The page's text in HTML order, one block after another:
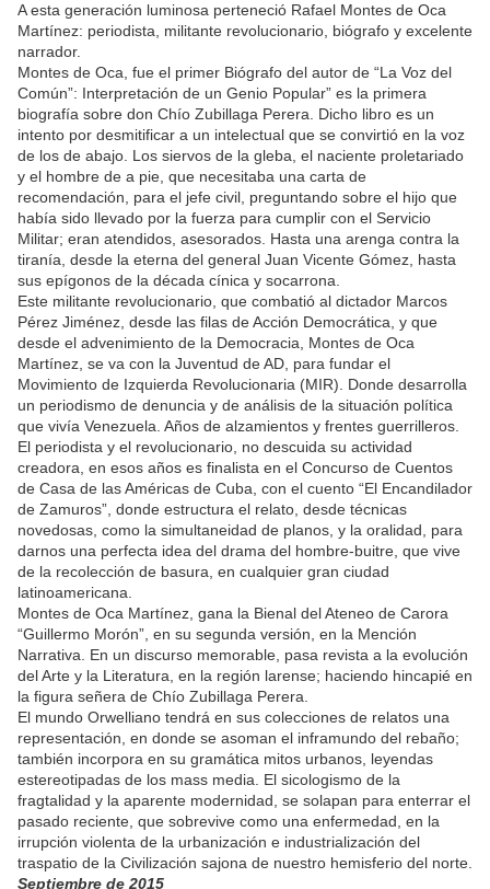
A esta generación luminosa perteneció Rafael Montes de Oca
Martínez: periodista, militante revolucionario, biógrafo y excelente
narrador.
Montes de Oca, fue el primer Biógrafo del autor de “La Voz del
Común”: Interpretación de un Genio Popular” es la primera
biografía sobre don Chío Zubillaga Perera. Dicho libro es un
intento por desmitificar a un intelectual que se convirtió en la voz
de los de abajo. Los siervos de la gleba, el naciente proletariado
y el hombre de a pie, que necesitaba una carta de
recomendación, para el jefe civil, preguntando sobre el hijo que
había sido llevado por la fuerza para cumplir con el Servicio
Militar; eran atendidos, asesorados. Hasta una arenga contra la
tiranía, desde la eterna del general Juan Vicente Gómez, hasta
sus epígonos de la década cínica y socarrona.
Este militante revolucionario, que combatió al dictador Marcos
Pérez Jiménez, desde las filas de Acción Democrática, y que
desde el advenimiento de la Democracia, Montes de Oca
Martínez, se va con la Juventud de AD, para fundar el
Movimiento de Izquierda Revolucionaria (MIR). Donde desarrolla
un periodismo de denuncia y de análisis de la situación política
que vivía Venezuela. Años de alzamientos y frentes guerrilleros.
El periodista y el revolucionario, no descuida su actividad
creadora, en esos años es finalista en el Concurso de Cuentos
de Casa de las Américas de Cuba, con el cuento “El Encandilador
de Zamuros”, donde estructura el relato, desde técnicas
novedosas, como la simultaneidad de planos, y la oralidad, para
darnos una perfecta idea del drama del hombre-buitre, que vive
de la recolección de basura, en cualquier gran ciudad
latinoamericana.
Montes de Oca Martínez, gana la Bienal del Ateneo de Carora
“Guillermo Morón”, en su segunda versión, en la Mención
Narrativa. En un discurso memorable, pasa revista a la evolución
del Arte y la Literatura, en la región larense; haciendo hincapié en
la figura señera de Chío Zubillaga Perera.
El mundo Orwelliano tendrá en sus colecciones de relatos una
representación, en donde se asoman el inframundo del rebaño;
también incorpora en su gramática mitos urbanos, leyendas
estereotipadas de los mass media. El sicologismo de la
fragtalidad y la aparente modernidad, se solapan para enterrar el
pasado reciente, que sobrevive como una enfermedad, en la
irrupción violenta de la urbanización e industrialización del
traspatio de la Civilización sajona de nuestro hemisferio del norte.
Septiembre de 2015